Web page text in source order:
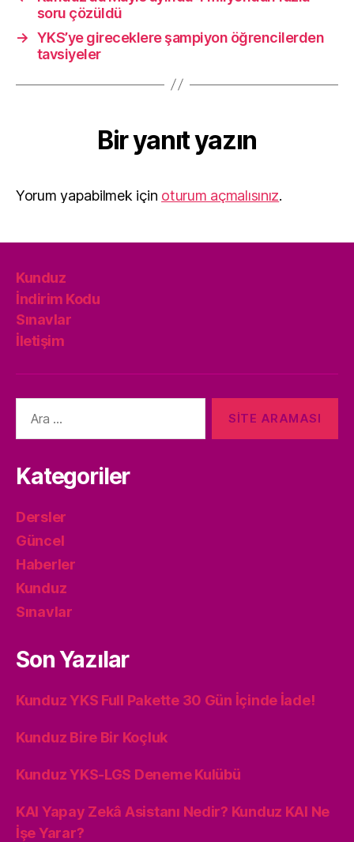
soru çözüldü
→ YKS’ye gireceklere şampiyon öğrencilerden
tavsiyeler
Bir yanıt yazın
Yorum yapabilmek için oturum açmalısınız.
Kunduz
İndirim Kodu
Sınavlar
İletişim
yap:
Kategoriler
Dersler
Güncel
Haberler
Kunduz
Sınavlar
Son Yazılar
Kunduz YKS Full Pakette 30 Gün İçinde İade!
Kunduz Bire Bir Koçluk
Kunduz YKS-LGS Deneme Kulübü
KAI Yapay Zekâ Asistanı Nedir? Kunduz KAI Ne
İşe Yarar?